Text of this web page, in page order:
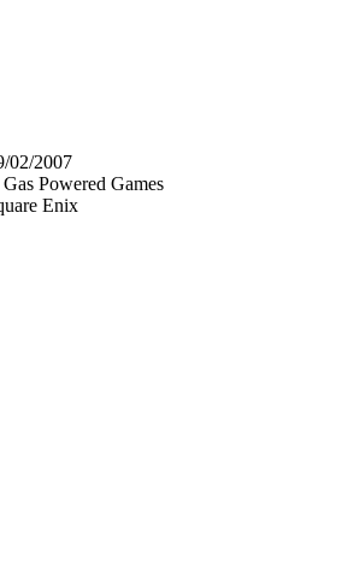
02/2007
Gas Powered Games
Enix